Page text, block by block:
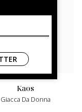
kaos
Giacca Da Donna